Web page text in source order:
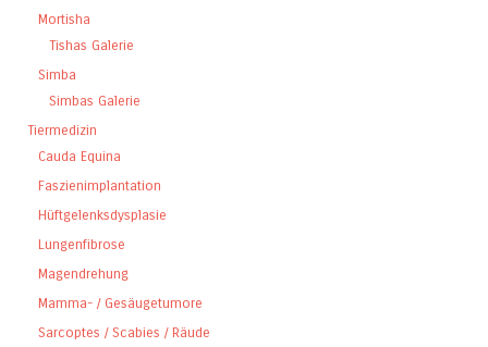
Mortisha
Tishas Galerie
Simba
Simbas Galerie
Tiermedizin
Cauda Equina
Faszienimplantation
Hüftgelenksdysplasie
Lungenfibrose
Magendrehung
Mamma- / Gesäugetumore
Sarcoptes / Scabies / Räude